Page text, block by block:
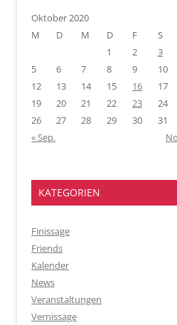
Oktober 2020
M
D M D F S
1
2 3
5
6 7 8 9 10
12
13 14 15 16 17
19
20 21 22 23 24
26
27 28 29 30
31
« Sep.
KATEGORIEN
Finissage
Friends
Kalender
News
Veranstaltungen
Vernissage